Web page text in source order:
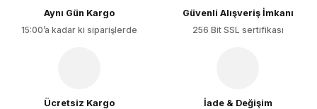
Aynı Gün Kargo
15:00’a kadar ki siparişlerde
Güvenli Alışveriş İmkanı
256 Bit SSL sertifikası
Ücretsiz Kargo
İade & Değişim